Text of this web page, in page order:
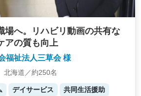
場へ。リハビリ動画の共有な
アの質も向上
福祉法人三草会 様
北海道／約250名
デイサービス
共同生活援助